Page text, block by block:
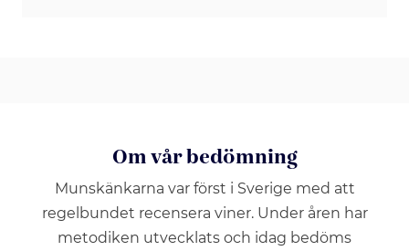
Om vår bedömning
Munskänkarna var först i Sverige med att
regelbundet recensera viner. Under åren har
metodiken utvecklats och idag bedöms